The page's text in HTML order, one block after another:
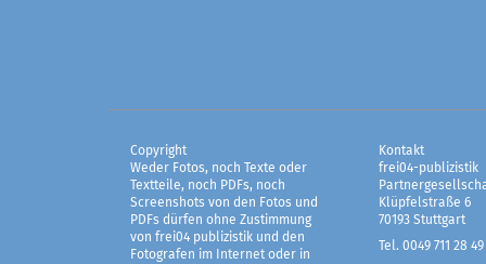
Copyright
Weder Fotos, noch Texte oder
Textteile, noch PDFs, noch
Screenshots von den Fotos und
PDFs dürfen ohne Zustimmung
von frei04 publizistik und den
Fotografen im Internet oder in
Kontakt
frei04-publizistik
Klüpfelstraße 6
70193 Stuttgart
Tel. 0049 711 28 49